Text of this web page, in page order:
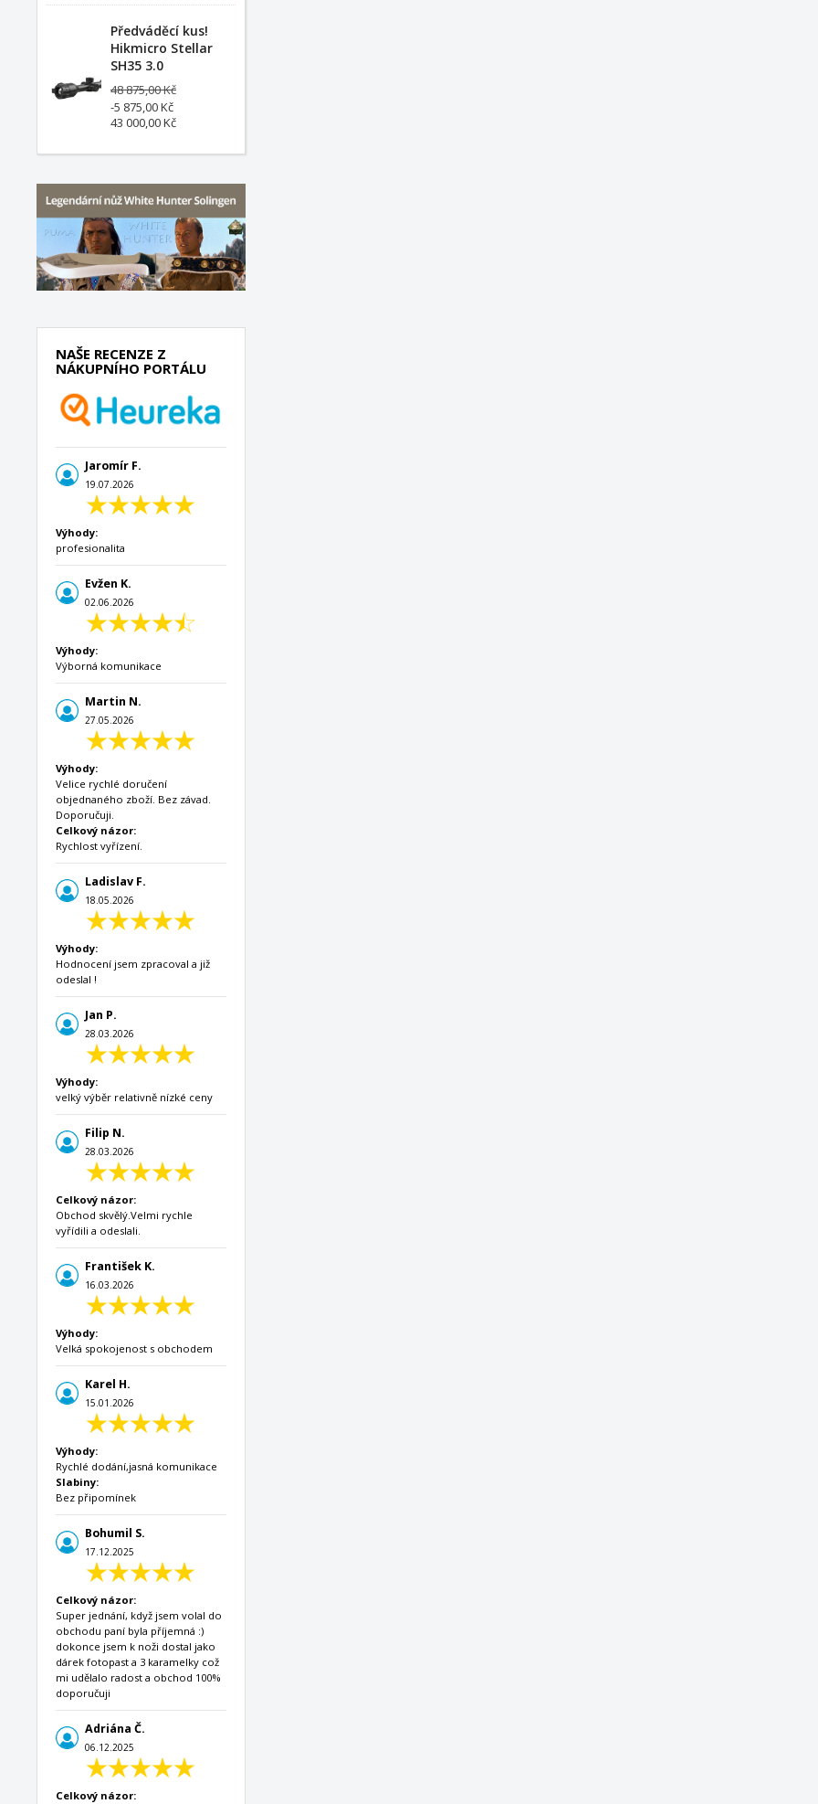
Předváděcí kus!
Hikmicro Stellar
SH35 3.0
48 875,00 Kč
-5 875,00 Kč
43 000,00 Kč
NAŠE RECENZE Z
NÁKUPNÍHO PORTÁLU
Jaromír F.
19.07.2026
Výhody:
profesionalita
Evžen K.
02.06.2026
Výhody:
Výborná komunikace
Martin N.
27.05.2026
Výhody:
Velice rychlé doručení
objednaného zboží. Bez závad.
Doporučuji.
Celkový názor:
Rychlost vyřízení.
Ladislav F.
18.05.2026
Výhody:
Hodnocení jsem zpracoval a již
odeslal !
Jan P.
28.03.2026
Výhody:
velký výběr relativně nízké ceny
Filip N.
28.03.2026
Celkový názor:
Obchod skvělý.Velmi rychle
vyřídili a odeslali.
František K.
16.03.2026
Výhody:
Velká spokojenost s obchodem
Karel H.
15.01.2026
Výhody:
Rychlé dodání,jasná komunikace
Slabiny:
Bez připomínek
Bohumil S.
17.12.2025
Celkový názor:
Super jednání, když jsem volal do
obchodu paní byla příjemná :)
dokonce jsem k noži dostal jako
dárek fotopast a 3 karamelky což
mi udělalo radost a obchod 100%
doporučuji
Adriána Č.
06.12.2025
Celkový názor: